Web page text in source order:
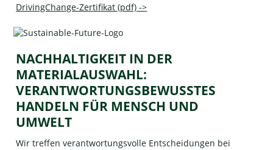
DrivingChange-Zertifikat (pdf) ->
NACHHALTIGKEIT IN DER
MATERIALAUSWAHL:
VERANTWORTUNGSBEWUSSTES
HANDELN FÜR MENSCH UND
UMWELT
Wir treffen verantwortungsvolle Entscheidungen bei